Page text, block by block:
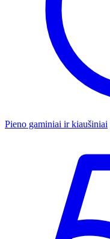
Pieno gaminiai ir kiaušiniai